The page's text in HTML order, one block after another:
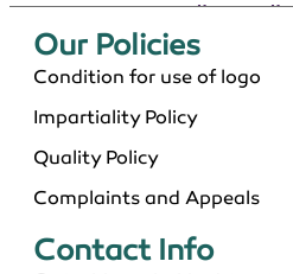
بالسعودية 2026
Our Policies​
Condition for use of logo
Impartiality Policy
Quality Policy
Complaints and Appeals
Contact Info​